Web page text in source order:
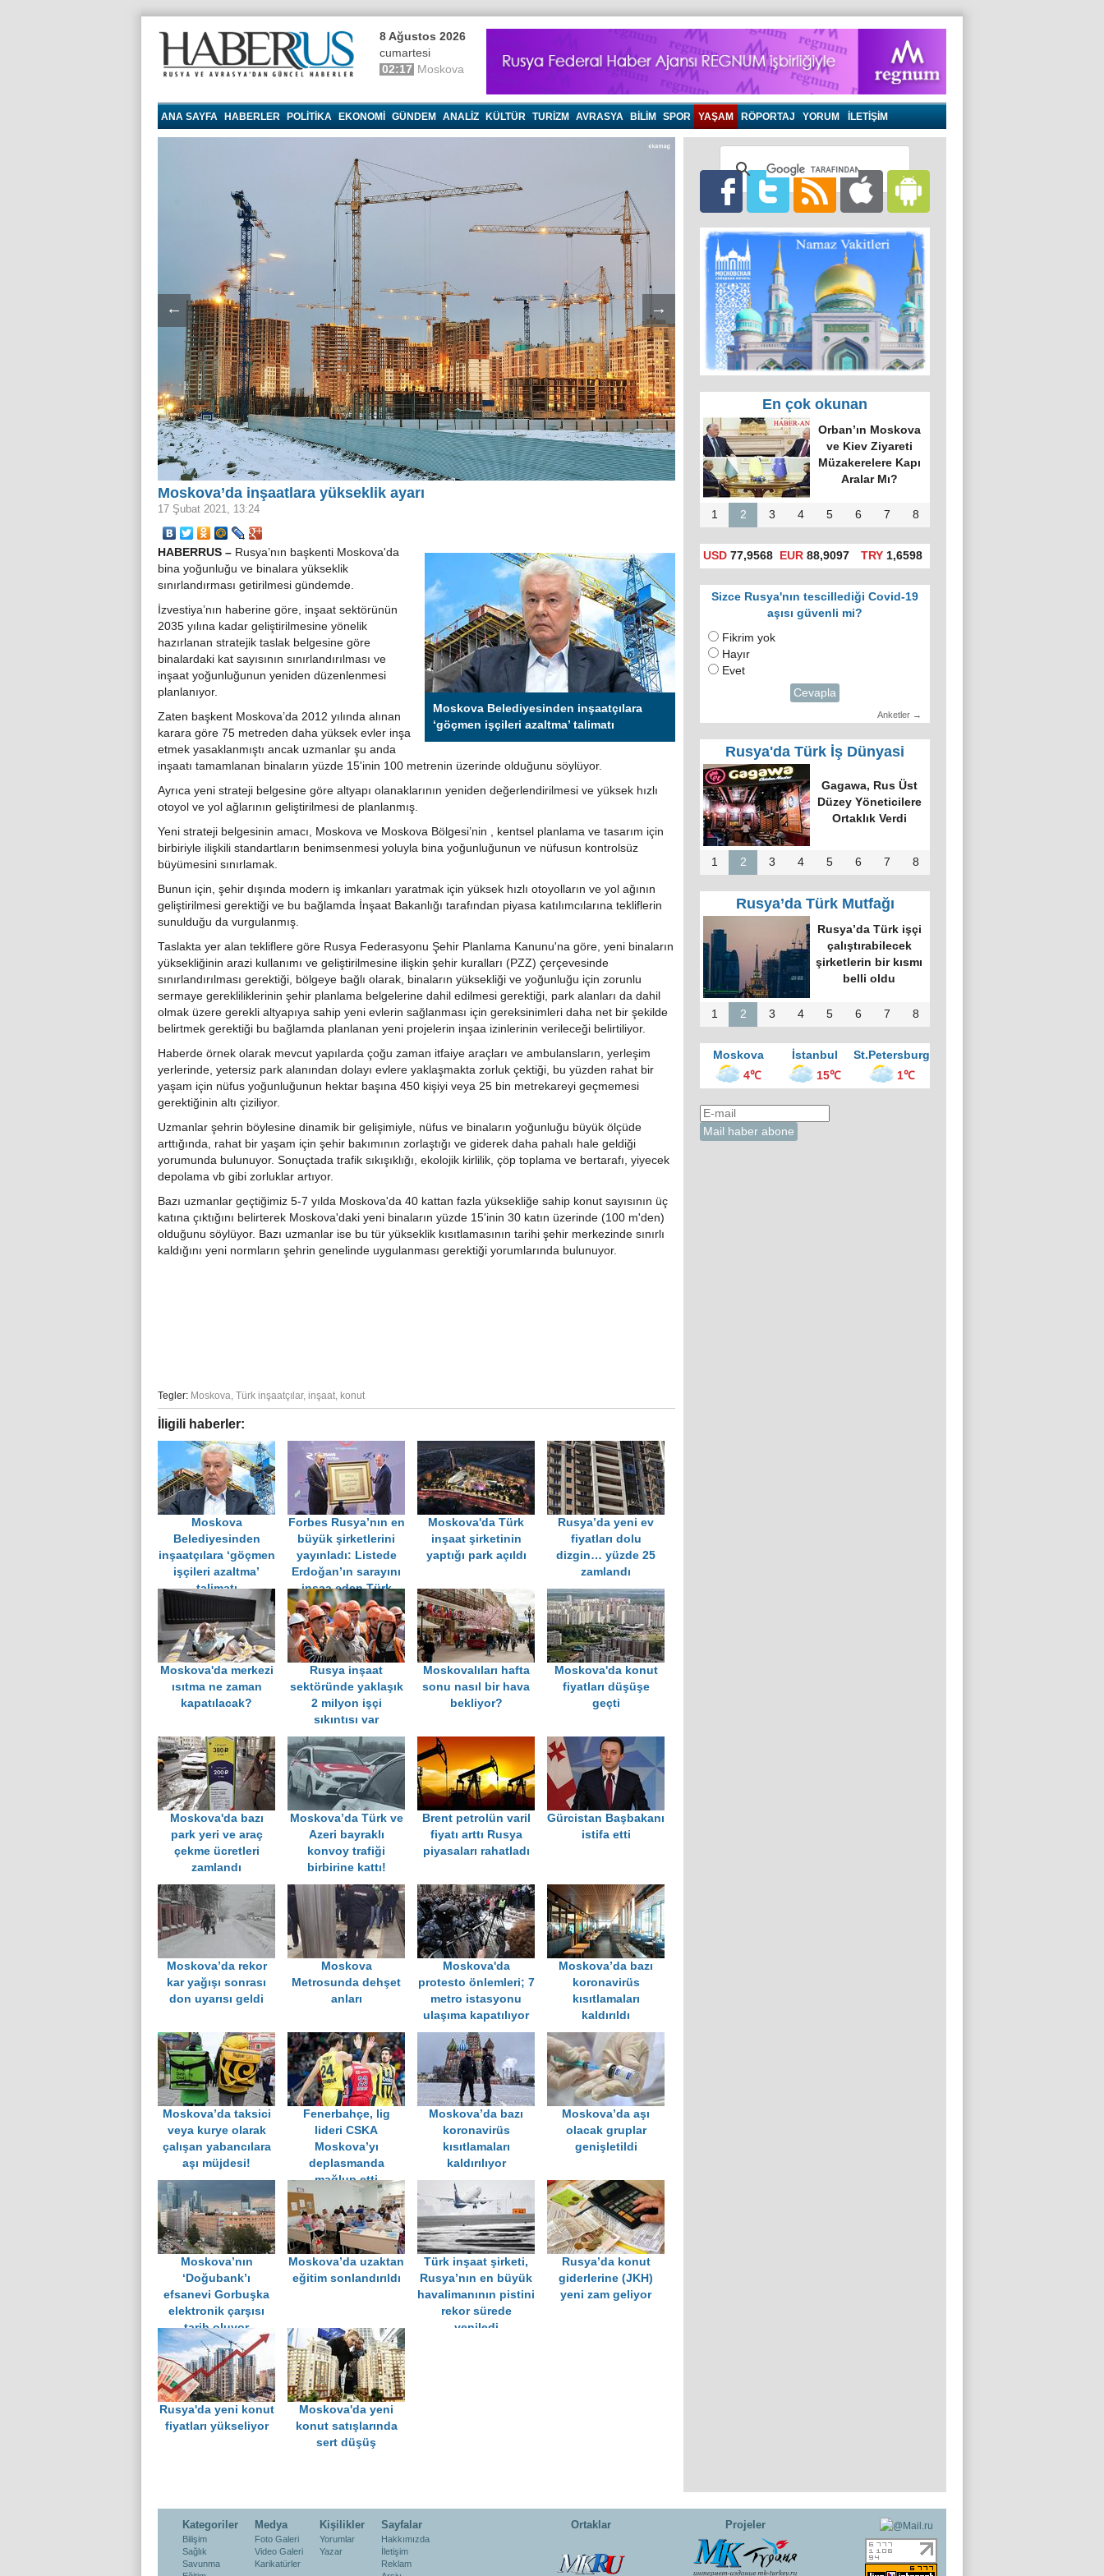
8 Ağustos 2026
cumartesi
02:17 Moskova
ANA SAYFA HABERLER POLITIKA EKONOMI GÜNDEM ANALIZ KÜLTÜR TURIZM AVRASYA BILIM SPOR YAŞAM RÖPORTAJ YORUM İLETİŞİM
← →
Moskova’da inşaatlara yükseklik ayarı
17 Şubat 2021, 13:24
Moskova Belediyesinden inşaatçılara
‘göçmen işçileri azaltma’ talimatı
HABERRUS – Rusya’nın başkenti Moskova'da
bina yoğunluğu ve binalara yükseklik
sınırlandırması getirilmesi gündemde.
İzvestiya’nın haberine göre, inşaat sektörünün
2035 yılına kadar geliştirilmesine yönelik
hazırlanan stratejik taslak belgesine göre
binalardaki kat sayısının sınırlandırılması ve
inşaat yoğunluğunun yeniden düzenlenmesi
planlanıyor.
Zaten başkent Moskova’da 2012 yılında alınan
karara göre 75 metreden daha yüksek evler inşa
etmek yasaklanmıştı ancak uzmanlar şu anda
inşaatı tamamlanan binaların yüzde 15'inin 100 metrenin üzerinde olduğunu söylüyor.
Ayrıca yeni strateji belgesine göre altyapı olanaklarının yeniden değerlendirilmesi ve yüksek hızlı
otoyol ve yol ağlarının geliştirilmesi de planlanmış.
Yeni strateji belgesinin amacı, Moskova ve Moskova Bölgesi’nin , kentsel planlama ve tasarım için
birbiriyle ilişkili standartların benimsenmesi yoluyla bina yoğunluğunun ve nüfusun kontrolsüz
büyümesini sınırlamak.
Bunun için, şehir dışında modern iş imkanları yaratmak için yüksek hızlı otoyolların ve yol ağının
geliştirilmesi gerektiği ve bu bağlamda İnşaat Bakanlığı tarafından piyasa katılımcılarına tekliflerin
sunulduğu da vurgulanmış.
Taslakta yer alan tekliflere göre Rusya Federasyonu Şehir Planlama Kanunu'na göre, yeni binaların
yüksekliğinin arazi kullanımı ve geliştirilmesine ilişkin şehir kuralları (PZZ) çerçevesinde
sınırlandırılması gerektiği, bölgeye bağlı olarak, binaların yüksekliği ve yoğunluğu için zorunlu
sermaye gerekliliklerinin şehir planlama belgelerine dahil edilmesi gerektiği, park alanları da dahil
olmak üzere gerekli altyapıya sahip yeni evlerin sağlanması için gereksinimleri daha net bir şekilde
belirtmek gerektiği bu bağlamda planlanan yeni projelerin inşaa izinlerinin verileceği belirtiliyor.
Haberde örnek olarak mevcut yapılarda çoğu zaman itfaiye araçları ve ambulansların, yerleşim
yerlerinde, yetersiz park alanından dolayı evlere yaklaşmakta zorluk çektiği, bu yüzden rahat bir
yaşam için nüfus yoğunluğunun hektar başına 450 kişiyi veya 25 bin metrekareyi geçmemesi
gerektiğinin altı çiziliyor.
Uzmanlar şehrin böylesine dinamik bir gelişimiyle, nüfus ve binaların yoğunluğu büyük ölçüde
arttığında, rahat bir yaşam için şehir bakımının zorlaştığı ve giderek daha pahalı hale geldiği
yorumunda bulunuyor. Sonuçtada trafik sıkışıklığı, ekolojik kirlilik, çöp toplama ve bertarafı, yiyecek
depolama vb gibi zorluklar artıyor.
Bazı uzmanlar geçtiğimiz 5-7 yılda Moskova'da 40 kattan fazla yüksekliğe sahip konut sayısının üç
katına çıktığını belirterek Moskova'daki yeni binaların yüzde 15'inin 30 katın üzerinde (100 m'den)
olduğunu söylüyor. Bazı uzmanlar ise bu tür yükseklik kısıtlamasının tarihi şehir merkezinde sınırlı
kaldığını yeni normların şehrin genelinde uygulanması gerektiği yorumlarında bulunuyor.
Tegler: Moskova, Türk inşaatçılar, inşaat, konut
İligili haberler:
Moskova
Belediyesinden
inşaatçılara ‘göçmen
işçileri azaltma’
talimatı
Forbes Rusya’nın en
büyük şirketlerini
yayınladı: Listede
Erdoğan’ın sarayını
inşaa eden Türk
şirketi de var!
Moskova'da Türk
inşaat şirketinin
yaptığı park açıldı
Rusya’da yeni ev
fiyatları dolu
dizgin… yüzde 25
zamlandı
Moskova'da merkezi
ısıtma ne zaman
kapatılacak?
Rusya inşaat
sektöründe yaklaşık
2 milyon işçi
sıkıntısı var
Moskovalıları hafta
sonu nasıl bir hava
bekliyor?
Moskova'da konut
fiyatları düşüşe
geçti
Moskova'da bazı
park yeri ve araç
çekme ücretleri
zamlandı
Moskova’da Türk ve
Azeri bayraklı
konvoy trafiği
birbirine kattı!
Brent petrolün varil
fiyatı arttı Rusya
piyasaları rahatladı
Gürcistan Başbakanı
istifa etti
Moskova’da rekor
kar yağışı sonrası
don uyarısı geldi
Moskova
Metrosunda dehşet
anları
Moskova'da
protesto önlemleri; 7
metro istasyonu
ulaşıma kapatılıyor
Moskova’da bazı
koronavirüs
kısıtlamaları
kaldırıldı
Moskova’da taksici
veya kurye olarak
çalışan yabancılara
aşı müjdesi!
Fenerbahçe, lig
lideri CSKA
Moskova’yı
deplasmanda
mağlup etti
Moskova’da bazı
koronavirüs
kısıtlamaları
kaldırılıyor
Moskova’da aşı
olacak gruplar
genişletildi
Moskova’nın
‘Doğubank’ı
efsanevi Gorbuşka
elektronik çarşısı
tarih oluyor
Moskova’da uzaktan
eğitim sonlandırıldı
Türk inşaat şirketi,
Rusya’nın en büyük
havalimanının pistini
rekor sürede
yeniledi
Rusya’da konut
giderlerine (JKH)
yeni zam geliyor
Rusya'da yeni konut
fiyatları yükseliyor
Moskova'da yeni
konut satışlarında
sert düşüş
En çok okunan
Rusya'da hatalı celp
için itiraz e-devlet
(gosuslugi)
üzerinden
yapılacak!
1 2 3 4 5 6 7 8
USD 77,9568 EUR 88,9097 TRY1,6598
Sizce Rusya'nın tescillediği Covid-19
aşısı güvenli mi?
Fikrim yok
Hayır
Evet
Cevapla
Anketler →
Rusya'da Türk İş Dünyasi
Türk Dünyasında
Tek Bilgi Alanı
Hedefi: Bişkek
Zirvesi ve Yeni
İnsiyatifler
1 2 3 4 5 6 7 8
Rusya’da Türk Mutfağı
Moskova’nın en
büyük kültür
merkezinde “Türk
Kahvesi Gecesi”
düzenlendi
1 2 3 4 5 6 7 8
Moskova İstanbul
St.Petersburg
4℃
15℃ 1℃
Kategoriler
Bilişim
Sağlık
Savunma
Medya
Foto Galeri
Video Galeri
Karikatürler
Kişilikler
Yorumlar
Yazar
Sayfalar
Hakkımızda
İletişim
Reklam
Ortaklar Projeler